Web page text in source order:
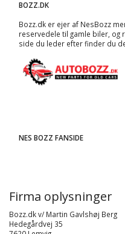
BOZZ.DK
Bozz.dk er ejer af NesBozz
reservedele til gamle biler, og
side du leder efter finder du
NES BOZZ FANSIDE
Firma oplysninger
Bozz.dk v/ Martin Gavlshøj Berg
Hedegårdvej 35